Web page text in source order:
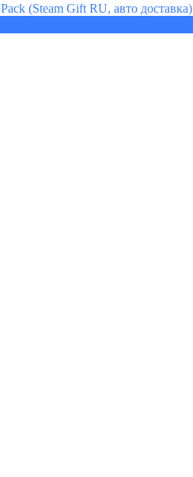
(Steam Gift RU, авто доставка)